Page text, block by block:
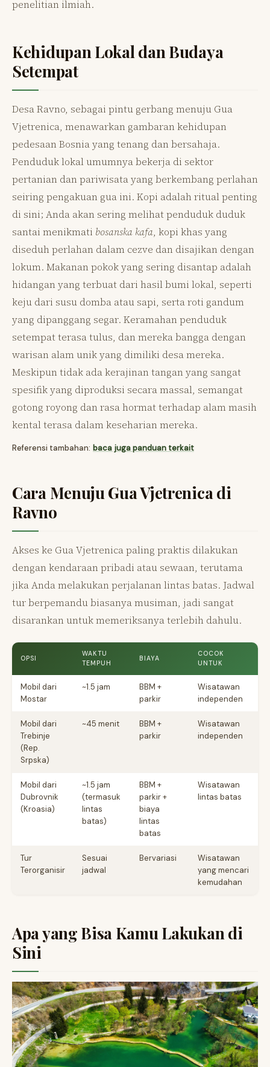
penelitian ilmiah.
Kehidupan Lokal dan Budaya
Setempat
Desa Ravno, sebagai pintu gerbang menuju Gua
Vjetrenica, menawarkan gambaran kehidupan
pedesaan Bosnia yang tenang dan bersahaja.
Penduduk lokal umumnya bekerja di sektor
pertanian dan pariwisata yang berkembang perlahan
seiring pengakuan gua ini. Kopi adalah ritual penting
di sini; Anda akan sering melihat penduduk duduk
santai menikmati bosanska kafa, kopi khas yang
diseduh perlahan dalam cezve dan disajikan dengan
lokum. Makanan pokok yang sering disantap adalah
hidangan yang terbuat dari hasil bumi lokal, seperti
keju dari susu domba atau sapi, serta roti gandum
yang dipanggang segar. Keramahan penduduk
setempat terasa tulus, dan mereka bangga dengan
warisan alam unik yang dimiliki desa mereka.
Meskipun tidak ada kerajinan tangan yang sangat
spesifik yang diproduksi secara massal, semangat
gotong royong dan rasa hormat terhadap alam masih
kental terasa dalam keseharian mereka.
Referensi tambahan: baca juga panduan terkait
Cara Menuju Gua Vjetrenica di
Ravno
Akses ke Gua Vjetrenica paling praktis dilakukan
dengan kendaraan pribadi atau sewaan, terutama
jika Anda melakukan perjalanan lintas batas. Jadwal
tur berpemandu biasanya musiman, jadi sangat
disarankan untuk memeriksanya terlebih dahulu.
OPSI
WAKTU
TEMPUH
BIAYA
COCOK
UNTUK
Mobil dari
Mostar
~1.5 jam
BBM +
parkir
Wisatawan
independen
Mobil dari
Trebinje
(Rep.
Srpska)
~45 menit
BBM +
parkir
Wisatawan
independen
Mobil dari
Dubrovnik
(Kroasia)
~1.5 jam
(termasuk
lintas
batas)
BBM +
parkir +
biaya
lintas
batas
Wisatawan
lintas batas
Tur
Terorganisir
Sesuai
jadwal
Bervariasi
Wisatawan
yang mencari
kemudahan
Apa yang Bisa Kamu Lakukan di
Sini